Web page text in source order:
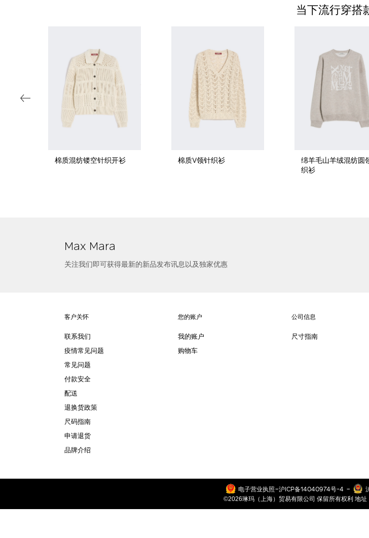
当下流行穿搭
棉质混纺镂空针织开衫 棉质V领针织衫
绵羊毛山羊绒混纺圆
织衫
Max Mara
关注我们即可获得最新的新品发布讯息以及独家优惠
客户关怀
联系我们
疫情常见问题
常见问题
付款安全
配送
退换货政策
尺码指南
申请退货
品牌介绍
您的账户
我的账户
购物车
公司信息
尺寸指南
电子营业执照- 沪ICP备14040974号-4-
©2026琳玛（上海）贸易有限公司 保留所有权利 地